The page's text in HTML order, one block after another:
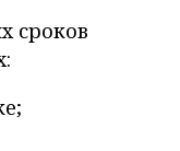
сроков